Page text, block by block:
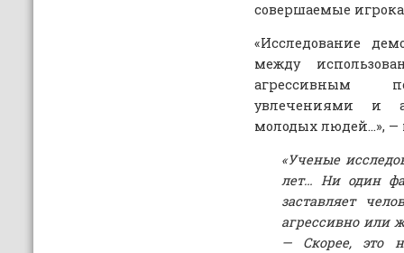
совершаемые
«Исследование
между
агрессивным
увлечениями и
молодых людей…», —
«Ученые
лет… Ни один
заставляет
агрессивно или
— Скорее, это